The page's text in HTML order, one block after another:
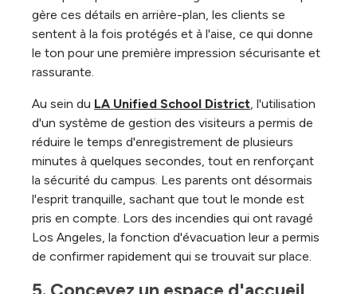
gère ces détails en arrière-plan, les clients se
sentent à la fois protégés et à l'aise, ce qui donne
le ton pour une première impression sécurisante et
rassurante.
Au sein du LA Unified School District, l'utilisation
d'un système de gestion des visiteurs a permis de
réduire le temps d'enregistrement de plusieurs
minutes à quelques secondes, tout en renforçant
la sécurité du campus. Les parents ont désormais
l'esprit tranquille, sachant que tout le monde est
pris en compte. Lors des incendies qui ont ravagé
Los Angeles, la fonction d'évacuation leur a permis
de confirmer rapidement qui se trouvait sur place.